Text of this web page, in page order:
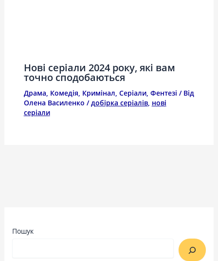
Нові серіали 2024 року, які вам
точно сподобаються
Драма, Комедія, Кримінал, Серіали, Фентезі / Від
Олена Василенко /добірка серіалів, нові
серіали
Пошук